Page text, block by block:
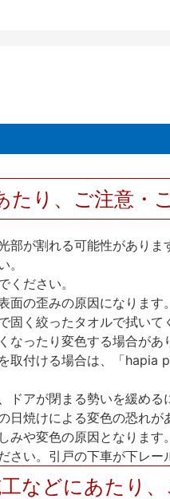
たり、ご注意・
が割れる可能性がありま
ださい。
の歪みの原因になります。
く絞ったタオルで拭いて
ったり変色する場合があ
付ける場合は、「
アが閉まる勢いを緩め
焼けによる変色の恐れ
や変色の原因となります。
い。引戸の下車が下レ
などにあたり